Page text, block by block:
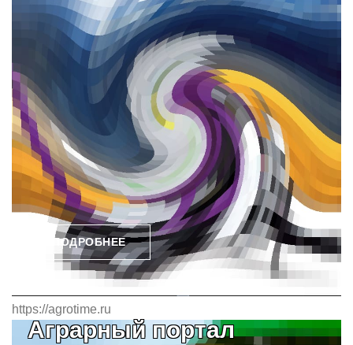
ПОДРОБНЕЕ
https://agrotime.ru
Аграрный портал